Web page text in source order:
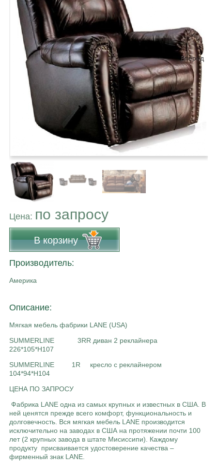
Вперёд
Цена: по запросу
В корзину
Производитель:
Америка
Описание:
Мягкая мебель фабрики LANE (USA)
SUMMERLINE 3RR диван 2 реклайнера
226*105*H107
SUMMERLINE 1R кресло с реклайнером
104*94*H104
ЦЕНА ПО ЗАПРОСУ
Фабрика LANE одна из самых крупных и известных в США. В
ней ценятся прежде всего комфорт, функциональность и
долговечность. Вся мягкая мебель LANE производится
исключительно на заводах в США на протяжении почти 100
лет (2 крупных завода в штате Мисиссипи). Каждому
продукту присваивается удостоверение качества –
фирменный знак LANE.